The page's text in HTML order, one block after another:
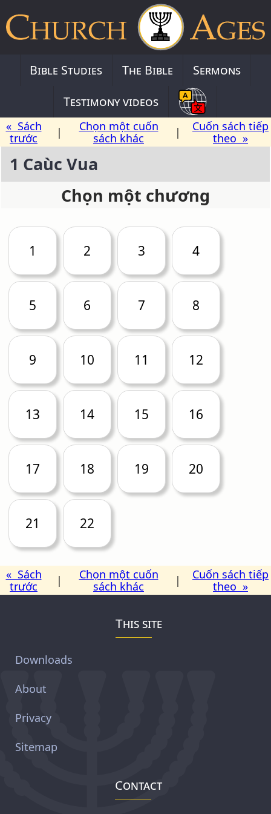
Bible Studies The Bible
Sermons
Testimony videos
« Sách
trước
|
Chọn một cuốn
sách khác
|
Cuốn sách tiếp
theo »
1 Caùc Vua
Chọn một chương
1 2 3 4
5 6 7 8
9 10 11 12
13 14 15 16
17 18 19 20
21 22
« Sách
trước
|
Chọn một cuốn
sách khác
|
Cuốn sách tiếp
theo »
This site
Downloads
About
Privacy
Sitemap
Contact